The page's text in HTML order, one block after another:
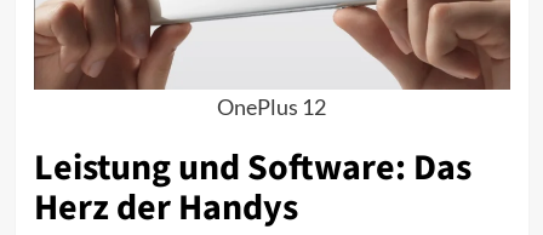
OnePlus 12
Leistung und Software: Das
Herz der Handys